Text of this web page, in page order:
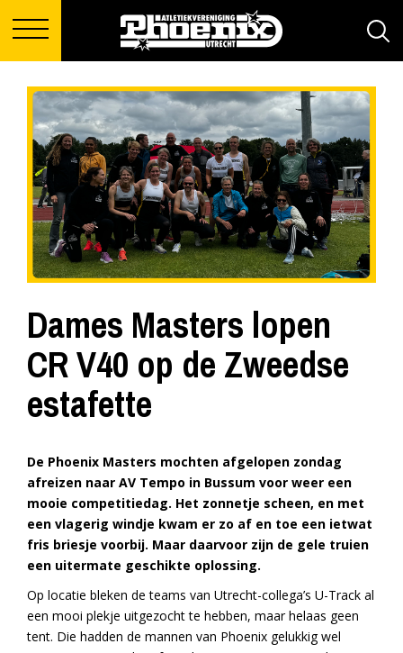
Dames Masters lopen
CR V40 op de Zweedse
estafette
De Phoenix Masters mochten afgelopen zondag
afreizen naar AV Tempo in Bussum voor weer een
mooie competitiedag. Het zonnetje scheen, en met
een vlagerig windje kwam er zo af en toe een ietwat
fris briesje voorbij. Maar daarvoor zijn de gele truien
een uitermate geschikte oplossing.
Op locatie bleken de teams van Utrecht-collega’s U-Track al
een mooi plekje uitgezocht te hebben, maar helaas geen
tent. Die hadden de mannen van Phoenix gelukkig wel